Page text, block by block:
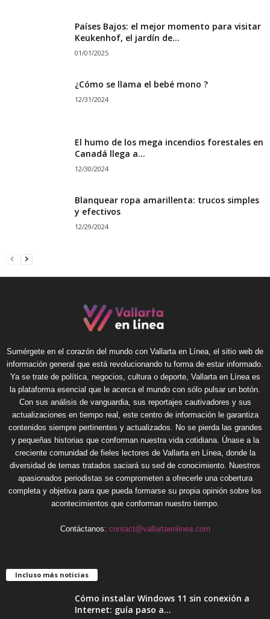
Países Bajos: el mejor momento para visitar
Keukenhof, el jardín de...
01/01/2025
¿Cómo se llama el bebé mono ?
12/31/2024
El humo de los mega incendios forestales en
Canadá llega a...
12/30/2024
Blanquear ropa amarillenta: trucos simples
y efectivos
12/29/2024
Sumérgete en el corazón del mundo con Vallarta en Línea, el sitio web de
información general que está revolucionando tu forma de estar informado.
Ya se trate de política, negocios, cultura o deporte, Vallarta en Línea es
la plataforma esencial que le acerca el mundo con sólo pulsar un botón.
Con sus análisis de vanguardia, sus reportajes cautivadores y sus
actualizaciones en tiempo real, este centro de información le garantiza
contenidos siempre pertinentes y actualizados. No se pierda las grandes
y pequeñas historias que conforman nuestra vida cotidiana. Únase a la
creciente comunidad de fieles lectores de Vallarta en Línea, donde la
diversidad de temas tratados saciará su sed de conocimiento. Nuestros
apasionados periodistas se comprometen a ofrecerle una cobertura
completa y objetiva para que pueda formarse su propia opinión sobre los
acontecimientos que conforman nuestro tiempo.
Contáctanos: contact@vallartaenlinea.com
Incluso más noticias
Cómo instalar Windows 11 sin conexión a
Internet: guía paso a...